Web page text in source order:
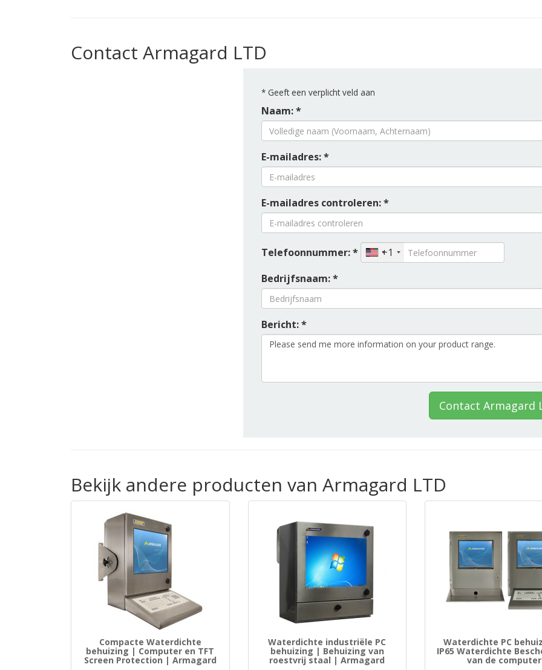
Contact Armagard LTD
* Geeft een verplicht veld aan
Naam: *
E-mailadres: *
E-mailadres controleren: *
Telefoonnummer: *
+1
Bedrijfsnaam: *
Bericht: *
Contact Armagard
Bekijk andere producten van Armagard LTD
Compacte Waterdichte
behuizing | Computer en TFT
Screen Protection | Armagard
Waterdichte industriële PC
behuizing | Behuizing van
roestvrij staal | Armagard
Waterdichte PC
IP65 Waterdichte
van de computer